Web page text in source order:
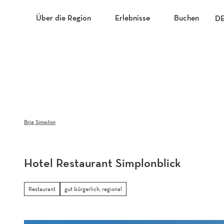
Über die Region Erlebnisse Buchen
Brig Simplon
Hotel Restaurant Simplonblick
Restaurant gut bürgerlich, regional